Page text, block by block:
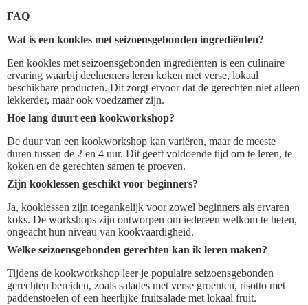
FAQ
Wat is een kookles met seizoensgebonden ingrediënten?
Een kookles met seizoensgebonden ingrediënten is een culinaire
ervaring waarbij deelnemers leren koken met verse, lokaal
beschikbare producten. Dit zorgt ervoor dat de gerechten niet alleen
lekkerder, maar ook voedzamer zijn.
Hoe lang duurt een kookworkshop?
De duur van een kookworkshop kan variëren, maar de meeste
duren tussen de 2 en 4 uur. Dit geeft voldoende tijd om te leren, te
koken en de gerechten samen te proeven.
Zijn kooklessen geschikt voor beginners?
Ja, kooklessen zijn toegankelijk voor zowel beginners als ervaren
koks. De workshops zijn ontworpen om iedereen welkom te heten,
ongeacht hun niveau van kookvaardigheid.
Welke seizoensgebonden gerechten kan ik leren maken?
Tijdens de kookworkshop leer je populaire seizoensgebonden
gerechten bereiden, zoals salades met verse groenten, risotto met
paddenstoelen of een heerlijke fruitsalade met lokaal fruit.